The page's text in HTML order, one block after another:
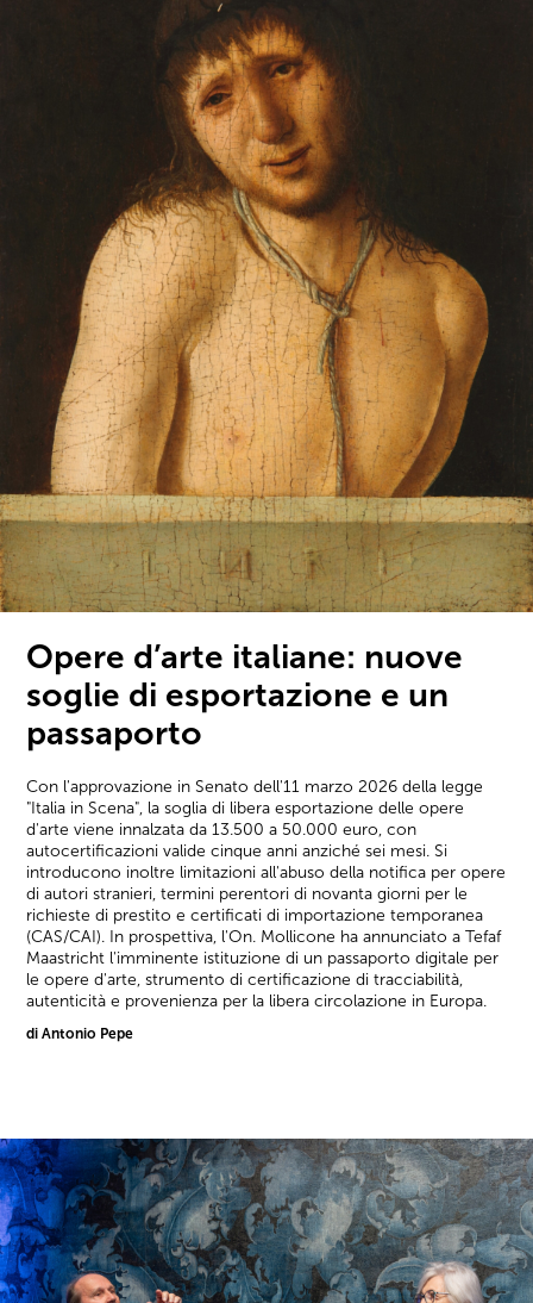
Opere d’arte italiane: nuove
soglie di esportazione e un
passaporto
Con l'approvazione in Senato dell'11 marzo 2026 della legge
"Italia in Scena", la soglia di libera esportazione delle opere
d'arte viene innalzata da 13.500 a 50.000 euro, con
autocertificazioni valide cinque anni anziché sei mesi. Si
introducono inoltre limitazioni all'abuso della notifica per opere
di autori stranieri, termini perentori di novanta giorni per le
richieste di prestito e certificati di importazione temporanea
(CAS/CAI). In prospettiva, l'On. Mollicone ha annunciato a Tefaf
Maastricht l'imminente istituzione di un passaporto digitale per
le opere d'arte, strumento di certificazione di tracciabilità,
autenticità e provenienza per la libera circolazione in Europa.
di Antonio Pepe